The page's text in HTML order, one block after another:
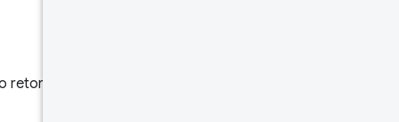
retornados. Voltando ao